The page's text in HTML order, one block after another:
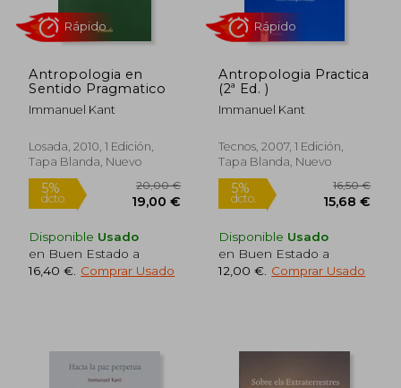
dcto.
11,90 €
Antropologia en
Sentido Pragmatico
Immanuel Kant
Losada, 2010, 1 Edición,
Tapa Blanda, Nuevo
Disponible Usado
en Buen Estado a
16,40 € Comprar Usado
Antropologia Practica
(2ª Ed. )
Immanuel Kant
Tecnos, 2007, 1 Edición,
Tapa Blanda, Nuevo
Disponible Usado
en Buen Estado a
12,00 € Comprar Usado